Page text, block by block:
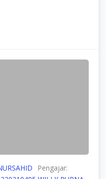
Pengajar: